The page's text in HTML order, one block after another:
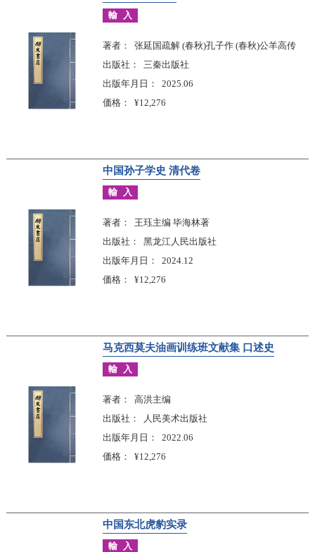
輸入
著者
张延国疏解 (春秋)孔子作 (春秋)公羊高传
出版社
三秦出版社
出版年月日
2025.06
価格
¥12,276
中国孙子学史 清代卷
輸入
著者
王珏主编 毕海林著
出版社
黑龙江人民出版社
出版年月日
2024.12
価格
¥12,276
马克西莫夫油画训练班文献集 口述史
輸入
著者
高洪主编
出版社
人民美术出版社
出版年月日
2022.06
価格
¥12,276
中国东北虎豹实录
輸入